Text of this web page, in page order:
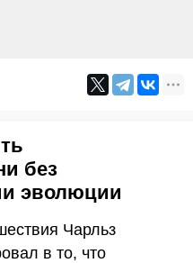
без
эволюции
Чарльз
в то, что